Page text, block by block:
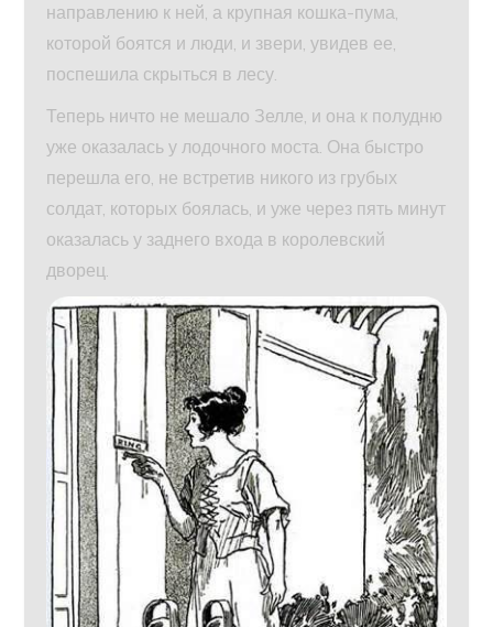
направлению к ней, а крупная кошка-пума,
которой боятся и люди, и звери, увидев ее,
поспешила скрыться в лесу.
Теперь ничто не мешало Зелле, и она к полудню
уже оказалась у лодочного моста. Она быстро
перешла его, не встретив никого из грубых
солдат, которых боялась, и уже через пять минут
оказалась у заднего входа в королевский
дворец.